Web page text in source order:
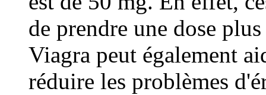
de prendre une dose
Viagra peut également
réduire les problèmes